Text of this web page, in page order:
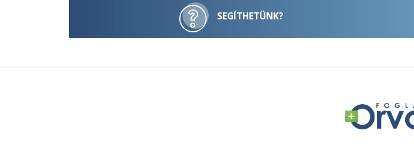
SEGÍTHETÜNK?